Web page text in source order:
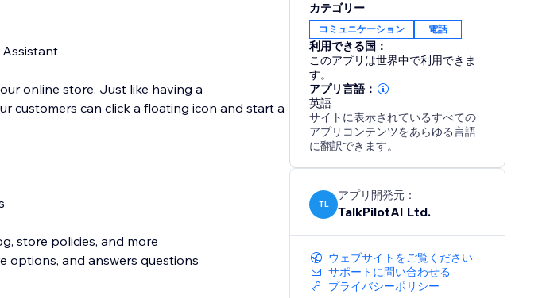
Assistant
online store. Just like having a
customers can click a floating icon and start a
store policies, and more
options, and answers questions
カテゴリー
コミュニケーション 電話
利用できる国：
このアプリは世界中で利用できま
す。
アプリ言語：
英語
サイトに表示されているすべての
アプリコンテンツをあらゆる言語
に翻訳できます。
TL
アプリ開発元：
TalkPilotAI Ltd.
ウェブサイトをご覧ください
サポートに問い合わせる
プライバシーポリシー